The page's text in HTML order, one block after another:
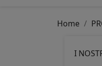
Home
I